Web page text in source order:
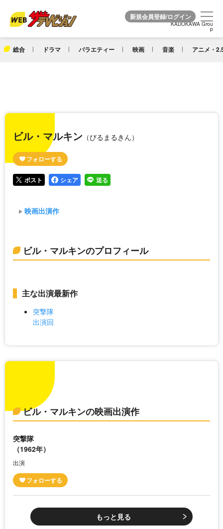
KADOKAWA Grou
p
総合 ドラマ バラエティー 映画 音楽 アニメ・
KADOKAWA Grou
p
ビル・マルキン （びるまるきん）
ポスト シェア 送る
映画出演作
ビル・マルキンのプロフィール
主な出演最新作
突撃隊
出演回
ビル・マルキンの映画出演作
突撃隊
（1962年）
出演
もっと見る